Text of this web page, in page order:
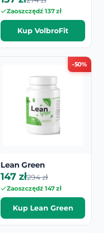
Zaoszczędź 137 zł
Kup VolbroFit
-50%
Lean Green
147 zł294 zł
Zaoszczędź 147 zł
Kup Lean Green